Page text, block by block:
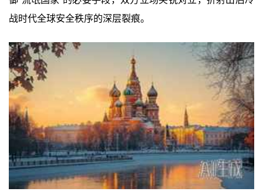
战时代全球安全秩序的深层裂痕。